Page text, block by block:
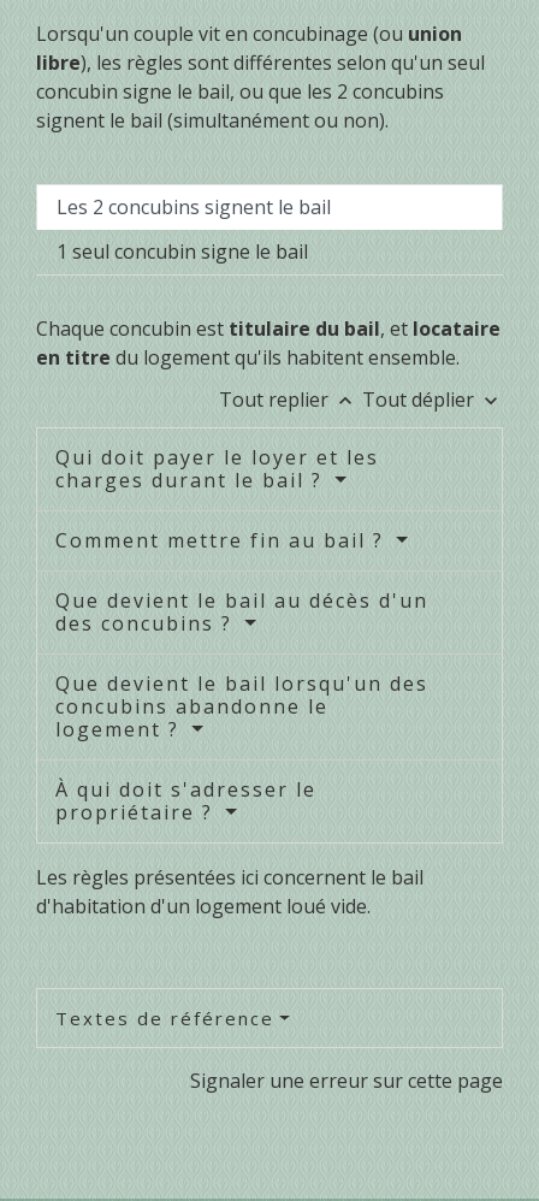
Lorsqu'un couple vit en concubinage (ou union
libre), les règles sont différentes selon qu'un seul
concubin signe le bail, ou que les 2 concubins
signent le bail (simultanément ou non).
Les 2 concubins signent le bail
1 seul concubin signe le bail
Chaque concubin est titulaire du bail, et locataire
en titre du logement qu'ils habitent ensemble.
Tout replier keyboard_arrow_up Tout déplier keyboard_arrow_down
Qui doit payer le loyer et les
charges durant le bail ?
Comment mettre fin au bail ?
Que devient le bail au décès d'un
des concubins ?
Que devient le bail lorsqu'un des
concubins abandonne le
logement ?
À qui doit s'adresser le
propriétaire ?
Les règles présentées ici concernent le bail
d'habitation d'un logement loué vide.
Textes de référence
Signaler une erreur sur cette page